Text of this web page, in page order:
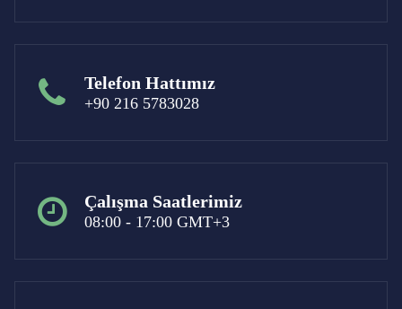
Telefon Hattımız
+90 216 5783028
Çalışma Saatlerimiz
08:00 - 17:00 GMT+3